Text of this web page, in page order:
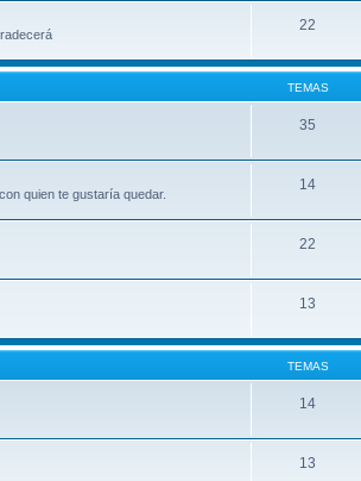
22
TEMAS
35
quien te gustaría quedar.
14
22
13
TEMAS
14
13